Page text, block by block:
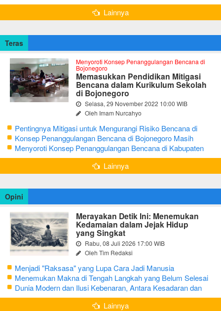
Global Geopark
Lainnya
Teras
Menyoroti Konsep Penanggulangan Bencana di
Bojonegoro
Memasukkan Pendidikan Mitigasi
Bencana dalam Kurikulum Sekolah
di Bojonegoro
Selasa, 29 November 2022 10:00 WIB
Oleh Imam Nurcahyo
Pentingnya Mitigasi untuk Mengurangi Risiko Bencana di
Bojonegoro
Konsep Penanggulangan Bencana di Bojonegoro Masih
Mengutamakan Tanggap Darurat
Menyoroti Konsep Penanggulangan Bencana di Kabupaten
Bojonegoro
Lainnya
Opini
Merayakan Detik Ini: Menemukan
Kedamaian dalam Jejak Hidup
yang Singkat
Rabu, 08 Juli 2026 17:00 WIB
Oleh Tim Redaksi
Menjadi "Raksasa" yang Lupa Cara Jadi Manusia
Menemukan Makna di Tengah Langkah yang Belum Selesai
Dunia Modern dan Ilusi Kebenaran, Antara Kesadaran dan
terjebak Tipu Daya
Lainnya